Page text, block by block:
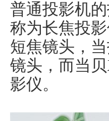
普通投影机
称为长焦投
短焦镜头，
镜头，而当
影仪。